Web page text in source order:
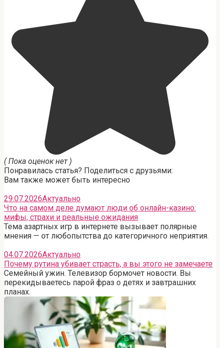
( Пока оценок нет )
Понравилась статья? Поделиться с друзьями:
Вам также может быть интересно
29.07.2026Актуально
Что на самом деле думают люди об онлайн-казино:
мифы, страхи и реальные ожидания
Тема азартных игр в интернете вызывает полярные
мнения — от любопытства до категоричного неприятия.
04.07.2026Актуально
Почему рутина убивает страсть, а вы этого не замечаете
Семейный ужин. Телевизор бормочет новости. Вы
перекидываетесь парой фраз о детях и завтрашних
планах.